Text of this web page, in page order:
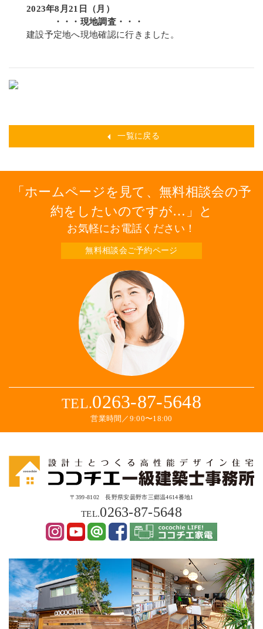
2023年8月21日（月）
・・・現地調査・・・
建設予定地へ現地確認に行きました。
一覧に戻る
ホームページを見て、無料相談会の予
約をしたいのですが…
と
お気軽にお電話ください！
無料相談会ご予約ページ
TEL.0263-87-5648
営業時間／9:00〜18:00
〒399-8102 長野県安曇野市三郷温4614番地1
TEL.0263-87-5648